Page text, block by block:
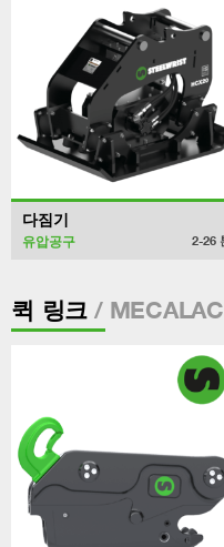
다짐기
유압공구 2-26
퀵 링크 /